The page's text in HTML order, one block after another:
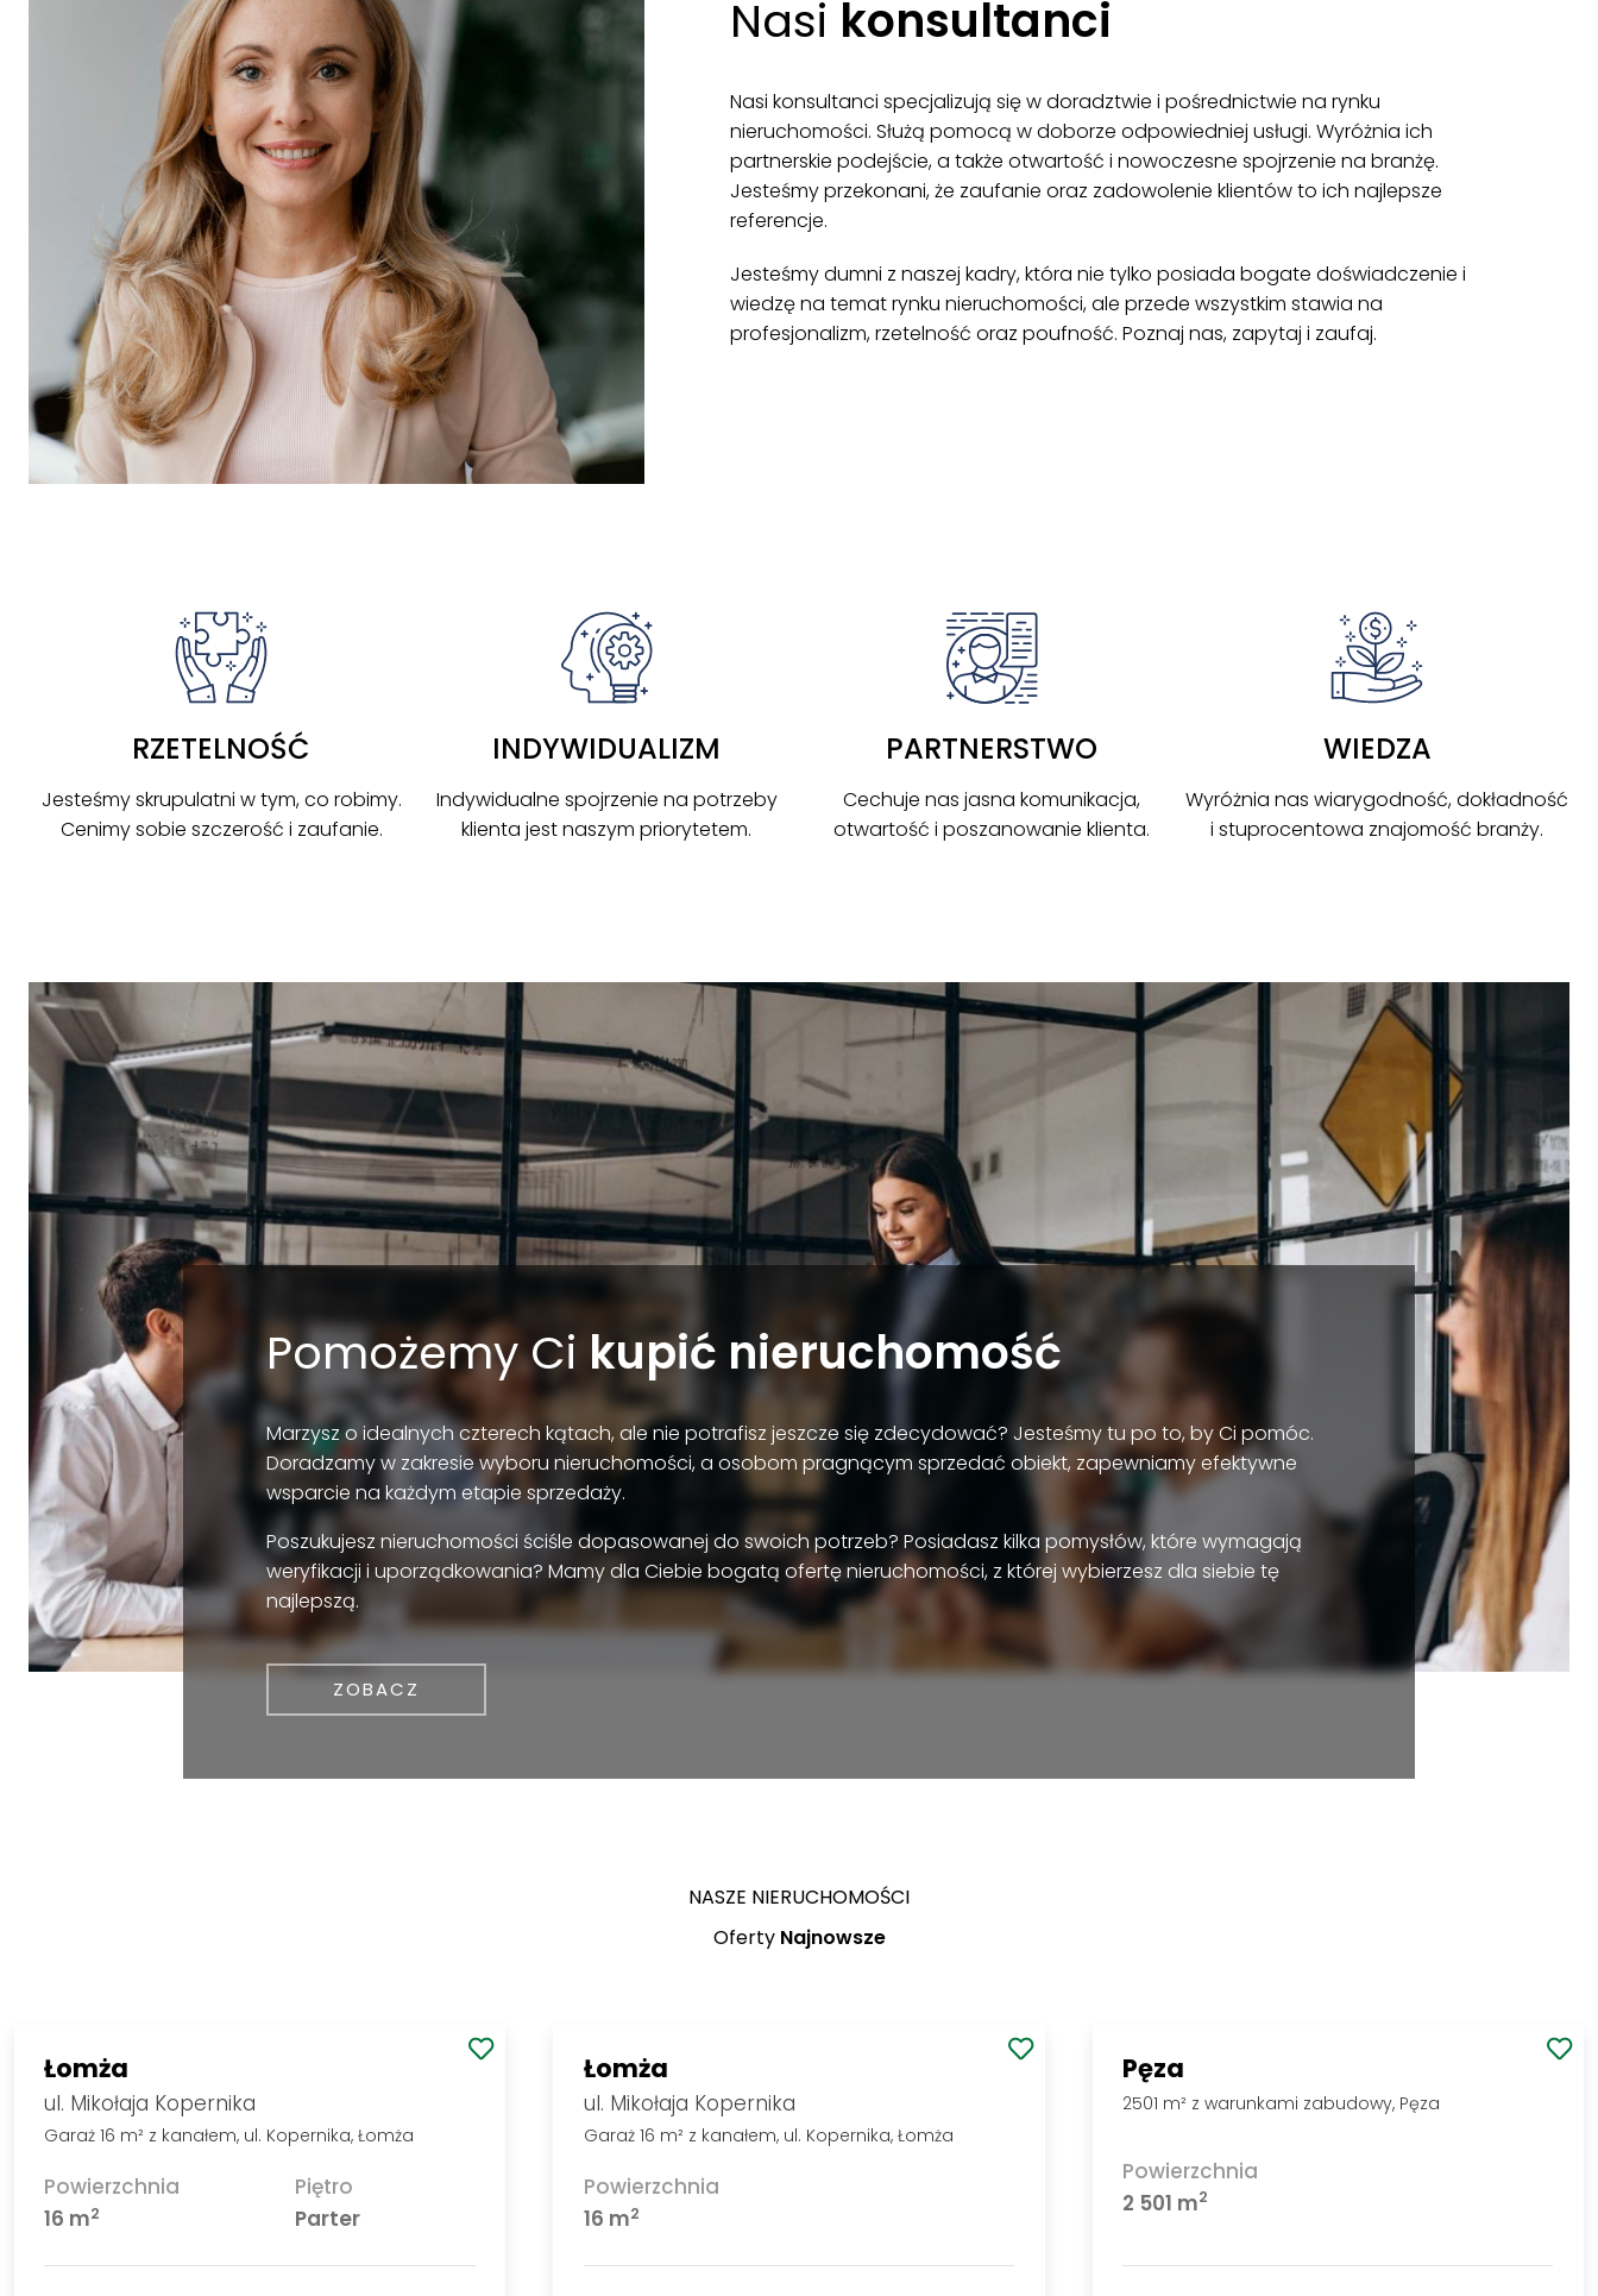
Nasi konsultanci
Nasi konsultanci specjalizują się w doradztwie i pośrednictwie na rynku
nieruchomości. Służą pomocą w doborze odpowiedniej usługi. Wyróżnia ich
partnerskie podejście, a także otwartość i nowoczesne spojrzenie na branżę.
Jesteśmy przekonani, że zaufanie oraz zadowolenie klientów to ich najlepsze
referencje.
Jesteśmy dumni z naszej kadry, która nie tylko posiada bogate doświadczenie i
wiedzę na temat rynku nieruchomości, ale przede wszystkim stawia na
profesjonalizm, rzetelność oraz poufność. Poznaj nas, zapytaj i zaufaj.
RZETELNOŚĆ
Jesteśmy skrupulatni w tym, co robimy.
Cenimy sobie szczerość i zaufanie.
INDYWIDUALIZM
Indywidualne spojrzenie na potrzeby
klienta jest naszym priorytetem.
PARTNERSTWO
Cechuje nas jasna komunikacja,
otwartość i poszanowanie klienta.
WIEDZA
Wyróżnia nas wiarygodność, dokładność
i stuprocentowa znajomość branży.
Pomożemy Ci kupić nieruchomość
Marzysz o idealnych czterech kątach, ale nie potrafisz jeszcze się zdecydować? Jesteśmy tu po to, by Ci pomóc.
Doradzamy w zakresie wyboru nieruchomości, a osobom pragnącym sprzedać obiekt, zapewniamy efektywne
wsparcie na każdym etapie sprzedaży.
Poszukujesz nieruchomości ściśle dopasowanej do swoich potrzeb? Posiadasz kilka pomysłów, które wymagają
weryfikacji i uporządkowania? Mamy dla Ciebie bogatą ofertę nieruchomości, z której wybierzesz dla siebie tę
najlepszą.
ZOBACZ
NASZE NIERUCHOMOŚCI
Oferty Najnowsze
Łomża
ul. Mikołaja Kopernika
Garaż 16 m² z kanałem, ul. Kopernika, Łomża
Powierzchnia
16 m2
Piętro
Parter
Łomża
ul. Mikołaja Kopernika
Garaż 16 m² z kanałem, ul. Kopernika, Łomża
Powierzchnia
16 m2
Pęza
2501 m² z warunkami zabudowy, Pęza
Powierzchnia
2 501 m2